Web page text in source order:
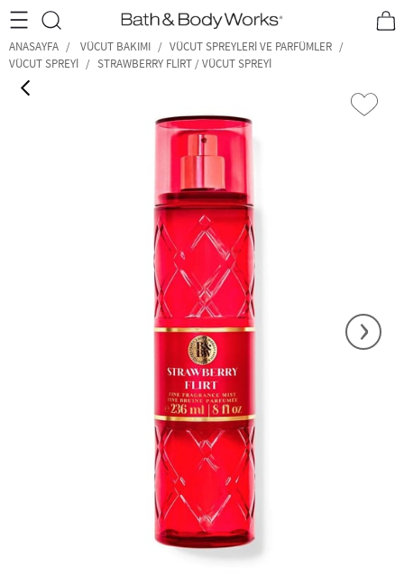
•2200₺ ve Üzeri Kargo Ücretsiz!• *Promosyon Detayları
ANASAYFA VÜCUT BAKIMI
VÜCUT SPREYLERI VE PARFÜMLER
VÜCUT SPREYI
STRAWBERRY FLIRT / VÜCUT SPREYI
›